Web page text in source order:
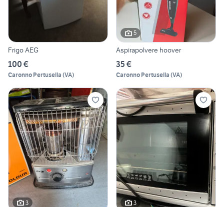
Frigo AEG
100 €
Caronno Pertusella (VA)
5
Aspirapolvere hoover
35 €
Caronno Pertusella (VA)
3 3